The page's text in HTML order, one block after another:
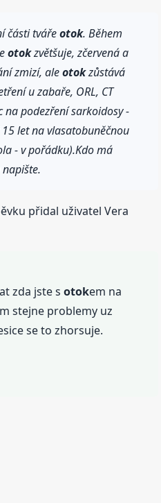
části tvářeotok. Během
otokzvětšuje, zčervená a
zmizí, aleotokzůstává
u zabaře, ORL, CT
na podezření sarkoidosy -
let na vlasatobuněčnou
- v pořádku).Kdo má
přidal uživatel Vera
zda jste sotokem na
stejne problemy uz
se to zhorsuje.